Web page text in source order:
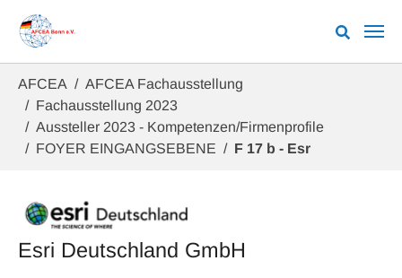
AFCEA
AFCEA Fachausstellung
Fachausstellung 2023
Aussteller 2023 - Kompetenzen/Firmenprofile
FOYER EINGANGSEBENE
F 17 b - Esr
Esri Deutschland GmbH